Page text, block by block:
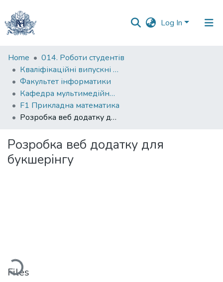
Log In
Communities
&
Collections
All of DSpace
Home
014. Роботи студентів
Кваліфікаційні випускні роботи здобувачів вищої освіти бакалаврських програм
Факультет інформатики
Кафедра мультимедійних систем
F1 Прикладна математика
Розробка веб додатку для букшерінгу
Розробка веб додатку для
букшерінгу
Loading...
Files